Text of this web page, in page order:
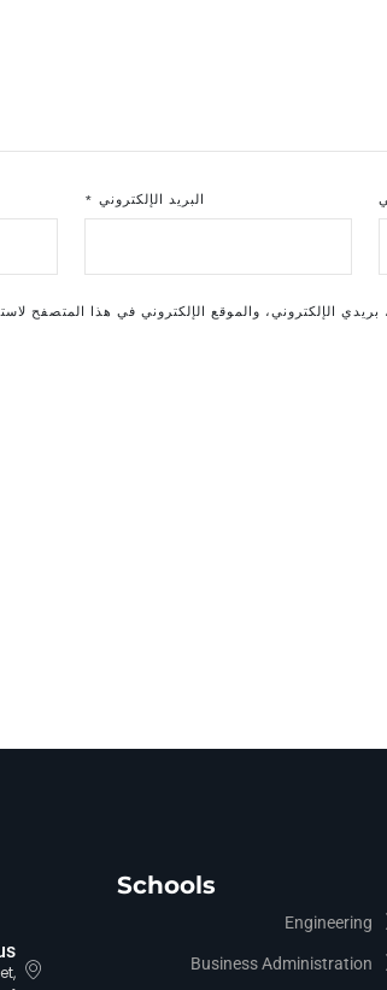
البريد الإلكتروني *
الإلكتروني، والموقع الإلكتروني في هذا المتصفح
Schools
Engineering
Business Administration